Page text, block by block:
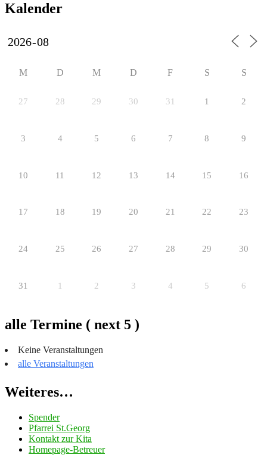
Kalender
M D M D F S S
27 28 29 30 31 1 2
3 4 5 6 7 8 9
10 11 12 13 14 15 16
17 18 19 20 21 22 23
24 25 26 27 28 29 30
31 1 2 3 4 5 6
alle Termine ( next 5 )
Keine Veranstaltungen
alle Veranstaltungen
Weiteres…
Spender
Pfarrei St.Georg
Kontakt zur Kita
Homepage-Betreuer